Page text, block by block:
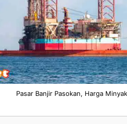
Pasar Banjir Pasokan, Harga